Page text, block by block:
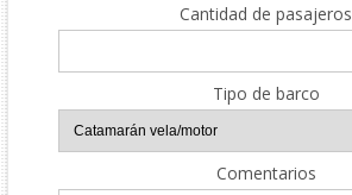
Cantidad de pasajeros
Tipo de barco
Comentarios